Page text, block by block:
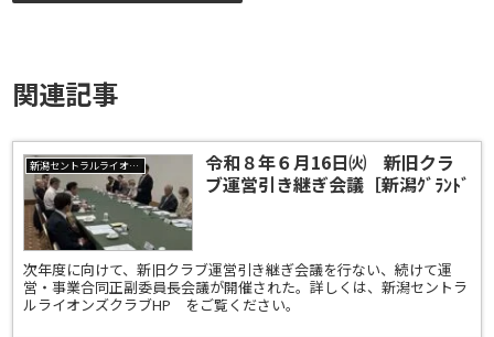
関連記事
新潟セントラルライオンズクラブ
令和８年６月16日㈫ 新旧クラ
ブ運営引き継ぎ会議［新潟ｸﾞﾗﾝﾄﾞ
次年度に向けて、新旧クラブ運営引き継ぎ会議を行ない、続けて運
営・事業合同正副委員長会議が開催された。詳しくは、新潟セントラ
ルライオンズクラブHP をご覧ください。